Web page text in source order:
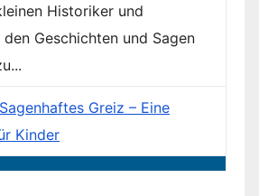
Historiker und
Geschichten und Sagen
Sagenhaftes Greiz – Eine
Kinder